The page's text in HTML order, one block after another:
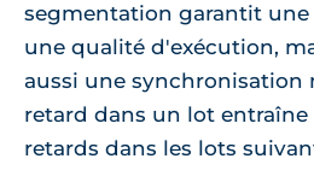
segmentation garantit
une qualité d'exécution,
aussi une synchronisation
retard dans un lot entraîne
retards dans les lots